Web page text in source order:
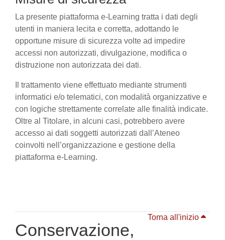
La presente piattaforma e-Learning tratta i dati degli
utenti in maniera lecita e corretta, adottando le
opportune misure di sicurezza volte ad impedire
accessi non autorizzati, divulgazione, modifica o
distruzione non autorizzata dei dati.
Il trattamento viene effettuato mediante strumenti
informatici e/o telematici, con modalità organizzative e
con logiche strettamente correlate alle finalità indicate.
Oltre al Titolare, in alcuni casi, potrebbero avere
accesso ai dati soggetti autorizzati dall’Ateneo
coinvolti nell’organizzazione e gestione della
piattaforma e-Learning.
Torna all'inizio
Conservazione,